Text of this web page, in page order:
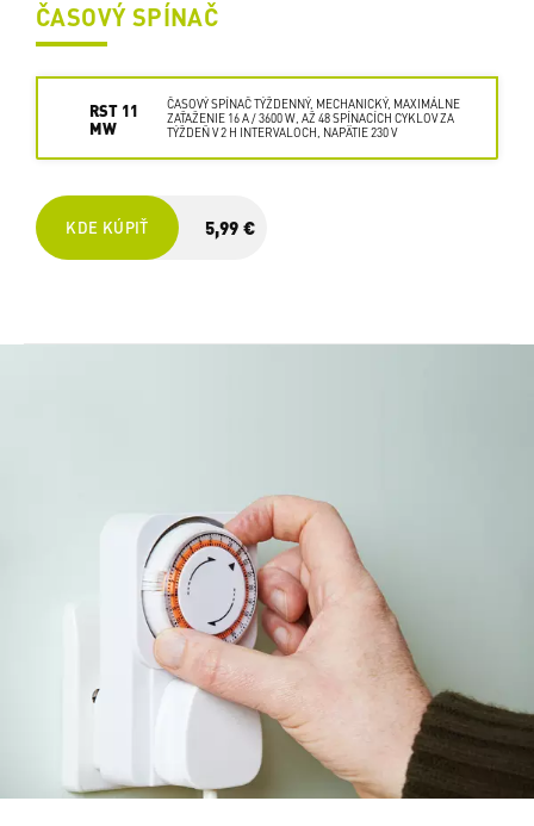
ČASOVÝ SPÍNAČ
RST 11
MW
ČASOVÝ SPÍNAČ TÝŽDENNÝ, MECHANICKÝ, MAXIMÁLNE
ZAŤAŽENIE 16 A / 3600 W, AŽ 48 SPÍNACÍCH CYKLOV ZA
TÝŽDEŇ V 2 H INTERVALOCH, NAPÄTIE 230 V
KDE KÚPIŤ 5,99 €